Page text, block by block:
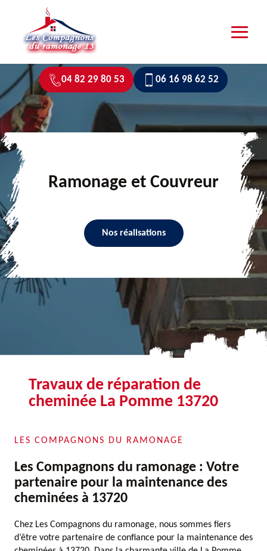
04 82 29 80 53 06 16 98 62 52
Ramonage et Couvreur
Nos réalisations
Travaux de réparation de
cheminée La Pomme 13720
LES COMPAGNONS DU RAMONAGE
Les Compagnons du ramonage : Votre
partenaire pour la maintenance des
cheminées à 13720
Chez Les Compagnons du ramonage, nous sommes fiers
d’être votre partenaire de confiance pour la maintenance des